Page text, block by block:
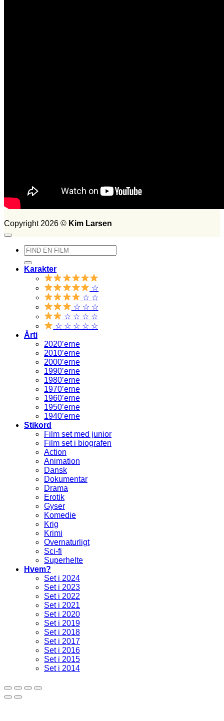
Copyright 2026 © Kim Larsen
Søg
efter:
Karakter
☆
☆ ☆
☆ ☆ ☆
☆ ☆ ☆ ☆
☆ ☆ ☆ ☆ ☆
Årti
2020’erne
2010’erne
2000’erne
1990’erne
1980’erne
1970’erne
1960’erne
1950’erne
1940’erne
Stikord
Film set med junior
Film set i biografen
Action
Animation
Dansk
Dokumentar
Drama
Erotik
Gyser
Komedie
Krig
Krimi
Overnaturligt
Sci-fi
Superhelte
Hvem?
Set i 2024
Set i 2023
Set i 2022
Set i 2021
Set i 2020
Set i 2019
Set i 2018
Set i 2017
Set i 2016
Set i 2015
Set i 2014